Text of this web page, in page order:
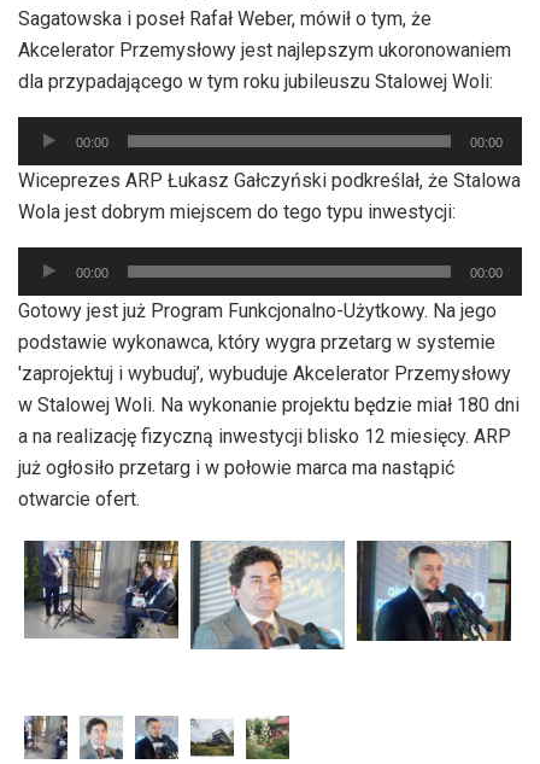
Sagatowska i poseł Rafał Weber, mówił o tym, że
Akcelerator Przemysłowy jest najlepszym ukoronowaniem
dla przypadającego w tym roku jubileuszu Stalowej Woli:
Odtwarzacz
plików
dźwiękowych
00:00 00:00
Wiceprezes ARP Łukasz Gałczyński podkreślał, że Stalowa
Wola jest dobrym miejscem do tego typu inwestycji:
Odtwarzacz
plików
dźwiękowych
00:00 00:00
Gotowy jest już Program Funkcjonalno-Użytkowy. Na jego
podstawie wykonawca, który wygra przetarg w systemie
'zaprojektuj i wybuduj’, wybuduje Akcelerator Przemysłowy
w Stalowej Woli. Na wykonanie projektu będzie miał 180 dni
a na realizację fizyczną inwestycji blisko 12 miesięcy. ARP
już ogłosiło przetarg i w połowie marca ma nastąpić
otwarcie ofert.